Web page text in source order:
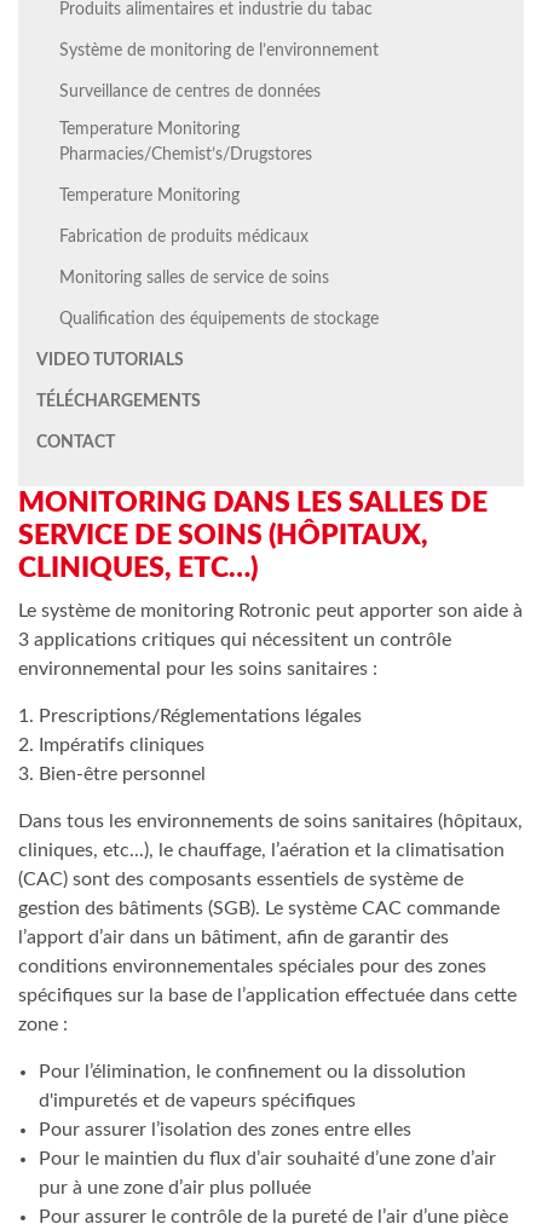
Produits alimentaires et industrie du tabac
Système de monitoring de l’environnement
Surveillance de centres de données
Temperature Monitoring
Pharmacies/Chemist’s/Drugstores
Temperature Monitoring
Fabrication de produits médicaux
Monitoring salles de service de soins
Qualification des équipements de stockage
VIDEO TUTORIALS
TÉLÉCHARGEMENTS
CONTACT
MONITORING DANS LES SALLES DE
SERVICE DE SOINS (HÔPITAUX,
CLINIQUES, ETC…)
Le système de monitoring Rotronic peut apporter son aide à
3 applications critiques qui nécessitent un contrôle
environnemental pour les soins sanitaires :
1. Prescriptions/Réglementations légales
2. Impératifs cliniques
3. Bien-être personnel
Dans tous les environnements de soins sanitaires (hôpitaux,
cliniques, etc...), le chauffage, l’aération et la climatisation
(CAC) sont des composants essentiels de système de
gestion des bâtiments (SGB). Le système CAC commande
l’apport d’air dans un bâtiment, afin de garantir des
conditions environnementales spéciales pour des zones
spécifiques sur la base de l’application effectuée dans cette
zone :
Pour l’élimination, le confinement ou la dissolution
d'impuretés et de vapeurs spécifiques
Pour assurer l’isolation des zones entre elles
Pour le maintien du flux d’air souhaité d’une zone d’air
pur à une zone d’air plus polluée
Pour assurer le contrôle de la pureté de l’air d’une pièce